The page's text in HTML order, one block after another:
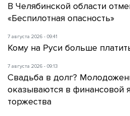
В Челябинской области
«Беспилотная опасность»
7 августа 2026 - 09:41
Кому на Руси больше
7 августа 2026 - 09:13
Свадьба в долг?
оказываются в финансовой
торжества